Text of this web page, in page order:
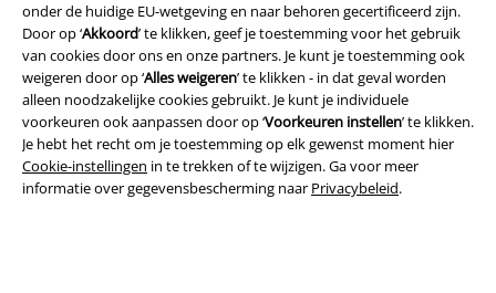
onder de huidige EU-wetgeving en naar behoren gecertificeerd zijn.
Door op ‘Akkoord’ te klikken, geef je toestemming voor het gebruik
van cookies door ons en onze partners. Je kunt je toestemming ook
weigeren door op ‘Alles weigeren’ te klikken - in dat geval worden
alleen noodzakelijke cookies gebruikt. Je kunt je individuele
voorkeuren ook aanpassen door op ‘Voorkeuren instellen’ te klikken.
Je hebt het recht om je toestemming op elk gewenst moment hier
Cookie-instellingen in te trekken of te wijzigen. Ga voor meer
informatie over gegevensbescherming naar Privacybeleid.
Legal
Algemene Voorwaarden
Bedrijfsgegevens